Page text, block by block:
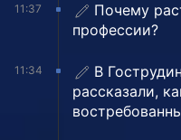
11:37
Почему
профессии?
11:34
В
рассказали,